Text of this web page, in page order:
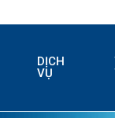
DỊCH
VỤ